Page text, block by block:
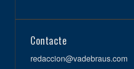
Contacte
redaccion@vadebraus.com